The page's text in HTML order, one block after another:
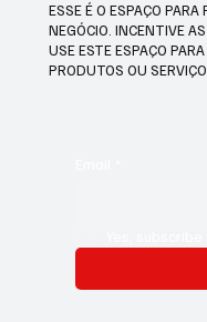
ESSE É O ESPAÇO
NEGÓCIO. INCENTIVE
USE ESTE ESPAÇO
PRODUTOS OU